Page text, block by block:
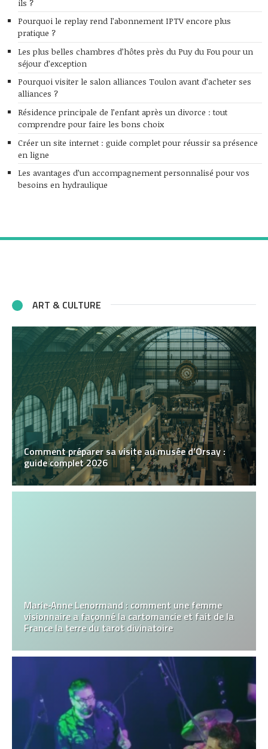
ils ?
Pourquoi le replay rend l’abonnement IPTV encore plus
pratique ?
Les plus belles chambres d’hôtes près du Puy du Fou pour un
séjour d’exception
Pourquoi visiter le salon alliances Toulon avant d’acheter ses
alliances ?
Résidence principale de l’enfant après un divorce : tout
comprendre pour faire les bons choix
Créer un site internet : guide complet pour réussir sa présence
en ligne
Les avantages d’un accompagnement personnalisé pour vos
besoins en hydraulique
ART & CULTURE
Comment préparer sa visite au musée d’Orsay :
guide complet 2026
Marie‑Anne Lenormand : comment une femme
visionnaire a façonné la cartomancie et fait de la
France la terre du tarot divinatoire